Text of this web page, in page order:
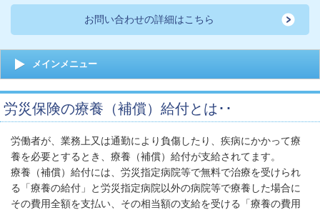
お問い合わせの詳細はこちら
メインメニュー
労災保険の療養（補償）給付とは･･
労働者が、業務上又は通勤により負傷したり、疾病にかかって療
養を必要とするとき、療養（補償）給付が支給されてます。
療養（補償）給付には、労災指定病院等で無料で治療を受けられ
る「療養の給付」と労災指定病院以外の病院等で療養した場合に
その費用全額を支払い、その相当額の支給を受ける「療養の費用